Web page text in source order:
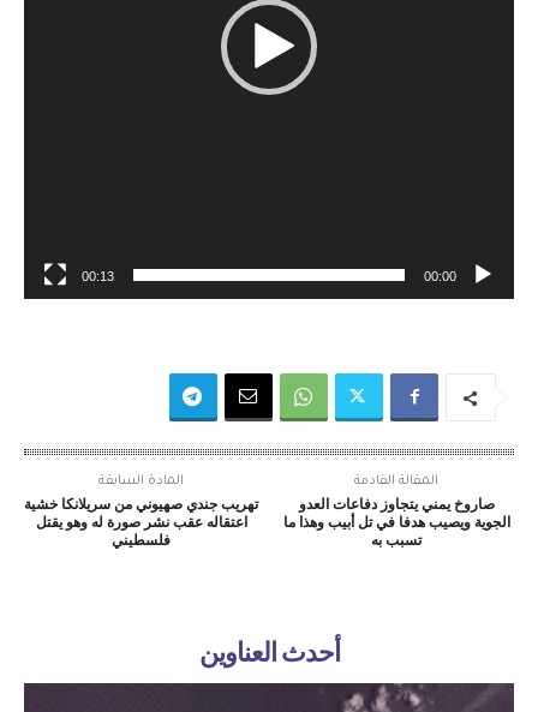
00:00
00:13
المادة السابقة
تهريب جندي صهيوني من سريلانكا خشية
اعتقاله عقب نشر صورة له وهو يقتل
فلسطيني
المقالة القادمة
صاروخ يمني يتجاوز دفاعات العدو
الجوية ويصيب هدفا في تل أبيب وهذا ما
تسبب به
أحدث العناوين